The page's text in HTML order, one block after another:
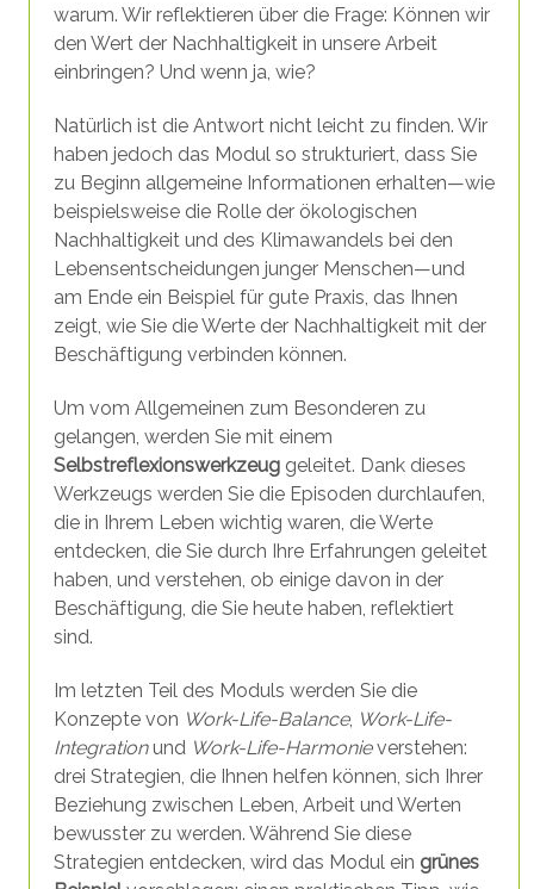
warum. Wir reflektieren über die Frage: Können wir
den Wert der Nachhaltigkeit in unsere Arbeit
einbringen? Und wenn ja, wie?
Natürlich ist die Antwort nicht leicht zu finden. Wir
haben jedoch das Modul so strukturiert, dass Sie
zu Beginn allgemeine Informationen erhalten—wie
beispielsweise die Rolle der ökologischen
Nachhaltigkeit und des Klimawandels bei den
Lebensentscheidungen junger Menschen—und
am Ende ein Beispiel für gute Praxis, das Ihnen
zeigt, wie Sie die Werte der Nachhaltigkeit mit der
Beschäftigung verbinden können.
Um vom Allgemeinen zum Besonderen zu
gelangen, werden Sie mit einem
Selbstreflexionswerkzeug geleitet. Dank dieses
Werkzeugs werden Sie die Episoden durchlaufen,
die in Ihrem Leben wichtig waren, die Werte
entdecken, die Sie durch Ihre Erfahrungen geleitet
haben, und verstehen, ob einige davon in der
Beschäftigung, die Sie heute haben, reflektiert
sind.
Im letzten Teil des Moduls werden Sie die
Konzepte von Work-Life-Balance, Work-Life-
Integrationund Work-Life-Harmonieverstehen:
drei Strategien, die Ihnen helfen können, sich Ihrer
Beziehung zwischen Leben, Arbeit und Werten
bewusster zu werden. Während Sie diese
Strategien entdecken, wird das Modul ein grünes